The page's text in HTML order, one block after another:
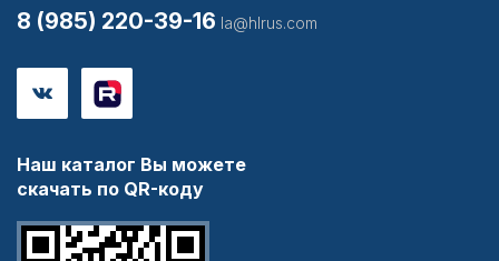
8 (985) 220-39-16 la@hlrus.com
Наш каталог Вы можете
скачать по QR-коду